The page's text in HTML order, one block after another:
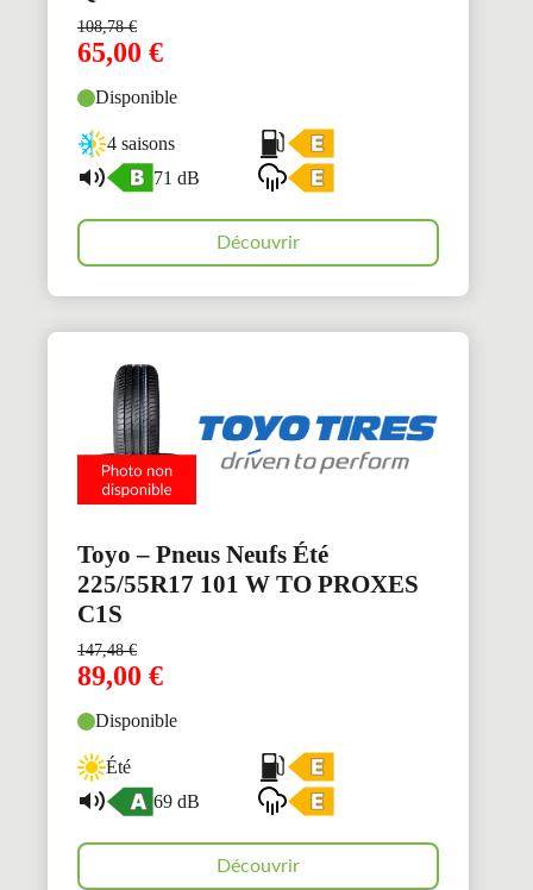
108,78€
65,00 €
Disponible
4 saisons
71 dB
Découvrir
Toyo – Pneus Neufs Été
225/55R17 101 W TO PROXES
C1S
147,48€
89,00 €
Disponible
Été
69 dB
Découvrir